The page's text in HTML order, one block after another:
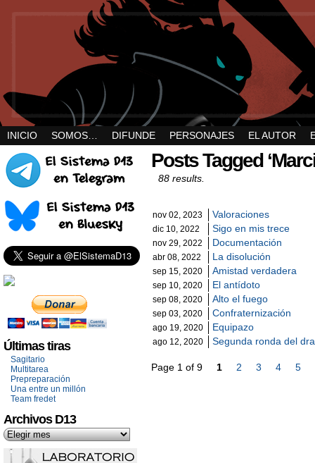
INICIO SOMOS… DIFUNDE PERSONAJES EL AUTOR
Últimas tiras
Sagitario
Multitarea
Prepreparación
Una entre un millón
Team fredet
Archivos D13
Posts Tagged
88 results.
nov 02, 2023 Valoraciones
dic 10, 2022 Sigo en mis trece
nov 29, 2022 Documentación
abr 08, 2022 La disolución
sep 15, 2020 Amistad verdadera
sep 10, 2020 El antídoto
sep 08, 2020 Alto el fuego
sep 03, 2020 Confraternización
ago 19, 2020 Equipazo
ago 12, 2020 Segunda ronda del
Page 1 of 9 1 2 3 4 5